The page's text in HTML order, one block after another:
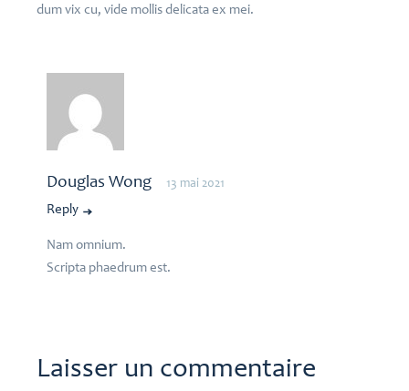
dum vix cu, vide mollis delicata ex mei.
Douglas Wong 13 mai 2021
Reply
Nam omnium.
Scripta phaedrum est.
Laisser un commentaire